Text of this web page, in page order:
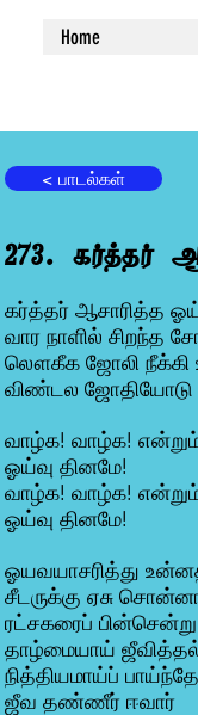
Home
< பாடல்கள்
273. கர்த்தர்
கர்த்தர் ஆசாரித்த
வார நாளில் சிறந்த
லௌகீக ஜோலி நீக்கி
விண்டல ஜோதியோடு
வாழ்க! வாழ்க!
ஓய்வு தினமே!
வாழ்க! வாழ்க!
ஓய்வு தினமே!
ஓயவயாசரித்து
சீடருக்கு ஏசு
ரட்சகரைப் பின்சென்று
தாழ்மையாய்
நித்தியமாய்ப்
ஜீவ தண்ணீர் ஈவார்